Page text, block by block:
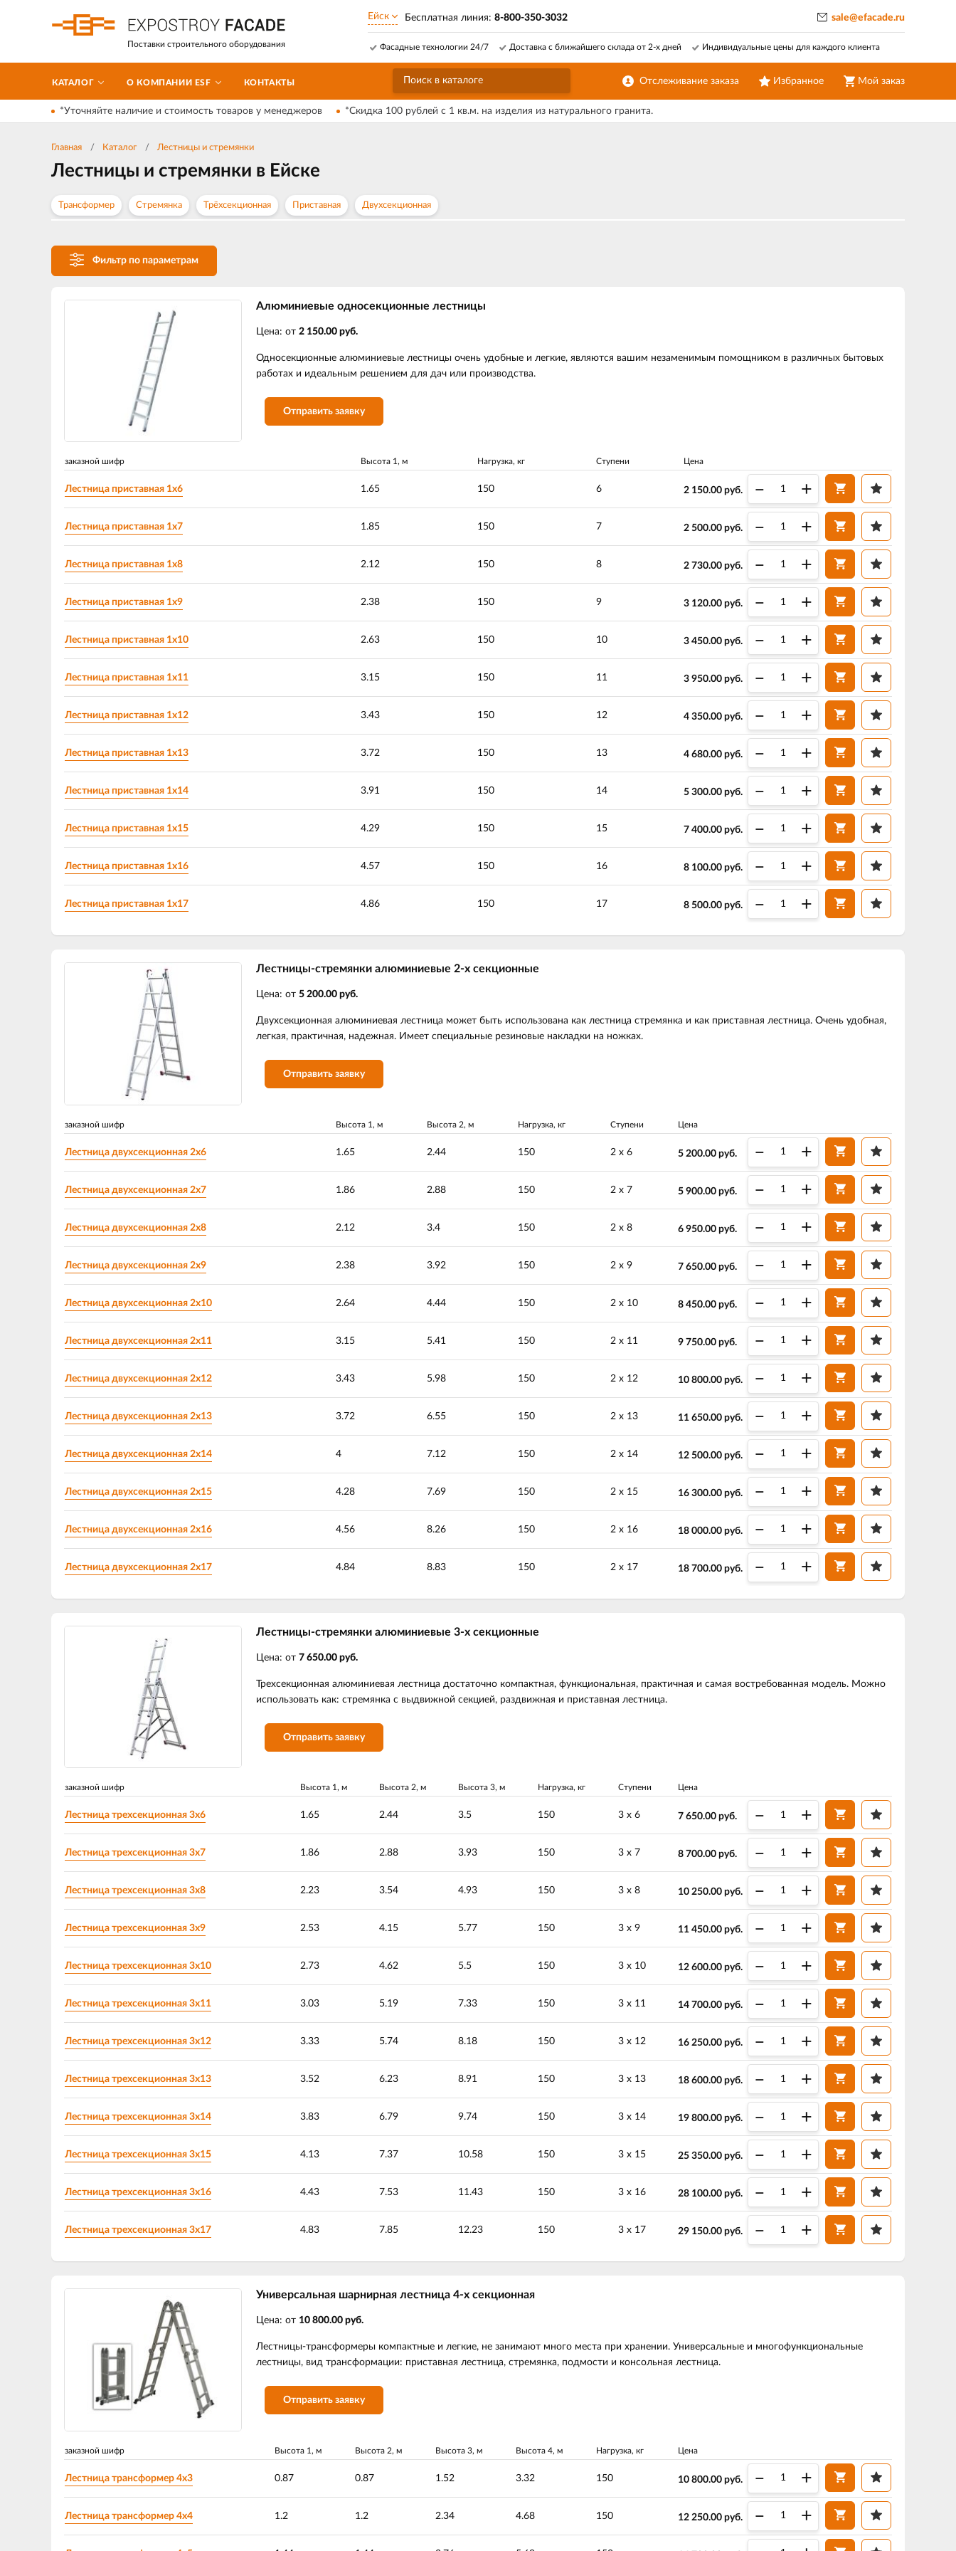
Поставки строительного оборудования
Ейск Бесплатная линия: 8-800-350-3032
Отслеживание заказа Избранное Мой заказ
Фасадные технологии 24/7 Доставка с ближайшего склада от 2-х дней Индивидуальные цены для каждого клиента
КАТАЛОГ О КОМПАНИИ ESF КОНТАКТЫ
sale@efacade.ru
*Уточняйте наличие и стоимость товаров у менеджеров *Скидка 100 рублей с 1 кв.м. на изделия из натурального гранита.
Главная Каталог Лестницы и стремянки
Лестницы и стремянки в Ейске
Трансформер Стремянка Трёхсекционная Приставная Двухсекционная
Фильтр по параметрам
Алюминиевые односекционные лестницы
Цена: от 2 150.00 руб.
Односекционные алюминиевые лестницы очень удобные и легкие, являются вашим незаменимым помощником в различных бытовых
работах и идеальным решением для дач или производства.
Отправить заявку
заказной шифр Высота 1, м Нагрузка, кг Ступени Цена
Лестница приставная 1х6 1.65 150 6 2 150.00 руб. – +
Лестница приставная 1х7 1.85 150 7 2 500.00 руб. – +
Лестница приставная 1х8 2.12 150 8 2 730.00 руб. – +
Лестница приставная 1х9 2.38 150 9 3 120.00 руб. – +
Лестница приставная 1х10 2.63 150 10 3 450.00 руб. – +
Лестница приставная 1х11 3.15 150 11 3 950.00 руб. – +
Лестница приставная 1х12 3.43 150 12 4 350.00 руб. – +
Лестница приставная 1х13 3.72 150 13 4 680.00 руб. – +
Лестница приставная 1х14 3.91 150 14 5 300.00 руб. – +
Лестница приставная 1х15 4.29 150 15 7 400.00 руб. – +
Лестница приставная 1х16 4.57 150 16 8 100.00 руб. – +
Лестница приставная 1х17 4.86 150 17 8 500.00 руб. – +
Лестницы-стремянки алюминиевые 2-х секционные
Цена: от 5 200.00 руб.
Двухсекционная алюминиевая лестница может быть использована как лестница стремянка и как приставная лестница. Очень удобная,
легкая, практичная, надежная. Имеет специальные резиновые накладки на ножках.
Отправить заявку
заказной шифр Высота 1, м Высота 2, м Нагрузка, кг Ступени Цена
Лестница двухсекционная 2х6 1.65 2.44 150 2 х 6 5 200.00 руб. – +
Лестница двухсекционная 2х7 1.86 2.88 150 2 х 7 5 900.00 руб. – +
Лестница двухсекционная 2х8 2.12 3.4 150 2 х 8 6 950.00 руб. – +
Лестница двухсекционная 2х9 2.38 3.92 150 2 х 9 7 650.00 руб. – +
Лестница двухсекционная 2х10 2.64 4.44 150 2 х 10 8 450.00 руб. – +
Лестница двухсекционная 2х11 3.15 5.41 150 2 х 11 9 750.00 руб. – +
Лестница двухсекционная 2х12 3.43 5.98 150 2 х 12 10 800.00 руб. – +
Лестница двухсекционная 2х13 3.72 6.55 150 2 х 13 11 650.00 руб. – +
Лестница двухсекционная 2х14 4 7.12 150 2 х 14 12 500.00 руб. – +
Лестница двухсекционная 2х15 4.28 7.69 150 2 х 15 16 300.00 руб. – +
Лестница двухсекционная 2х16 4.56 8.26 150 2 х 16 18 000.00 руб. – +
Лестница двухсекционная 2х17 4.84 8.83 150 2 х 17 18 700.00 руб. – +
Лестницы-стремянки алюминиевые 3-х секционные
Цена: от 7 650.00 руб.
Трехсекционная алюминиевая лестница достаточно компактная, функциональная, практичная и самая востребованная модель. Можно
использовать как: стремянка с выдвижной секцией, раздвижная и приставная лестница.
Отправить заявку
заказной шифр Высота 1, м Высота 2, м Высота 3, м Нагрузка, кг Ступени Цена
Лестница трехсекционная 3х6 1.65 2.44 3.5 150 3 х 6 7 650.00 руб. – +
Лестница трехсекционная 3х7 1.86 2.88 3.93 150 3 х 7 8 700.00 руб. – +
Лестница трехсекционная 3х8 2.23 3.54 4.93 150 3 х 8 10 250.00 руб. – +
Лестница трехсекционная 3х9 2.53 4.15 5.77 150 3 х 9 11 450.00 руб. – +
Лестница трехсекционная 3х10 2.73 4.62 5.5 150 3 х 10 12 600.00 руб. – +
Лестница трехсекционная 3х11 3.03 5.19 7.33 150 3 х 11 14 700.00 руб. – +
Лестница трехсекционная 3х12 3.33 5.74 8.18 150 3 х 12 16 250.00 руб. – +
Лестница трехсекционная 3х13 3.52 6.23 8.91 150 3 х 13 18 600.00 руб. – +
Лестница трехсекционная 3х14 3.83 6.79 9.74 150 3 х 14 19 800.00 руб. – +
Лестница трехсекционная 3х15 4.13 7.37 10.58 150 3 х 15 25 350.00 руб. – +
Лестница трехсекционная 3х16 4.43 7.53 11.43 150 3 х 16 28 100.00 руб. – +
Лестница трехсекционная 3х17 4.83 7.85 12.23 150 3 х 17 29 150.00 руб. – +
Универсальная шарнирная лестница 4-х секционная
Цена: от 10 800.00 руб.
Лестницы-трансформеры компактные и легкие, не занимают много места при хранении. Универсальные и многофункциональные
лестницы, вид трансформации: приставная лестница, стремянка, подмости и консольная лестница.
Отправить заявку
заказной шифр Высота 1, м Высота 2, м Высота 3, м Высота 4, м Нагрузка, кг Цена
Лестница трансформер 4х3 0.87 0.87 1.52 3.32 150 10 800.00 руб. – +
Лестница трансформер 4х4 1.2 1.2 2.34 4.68 150 12 250.00 руб. – +